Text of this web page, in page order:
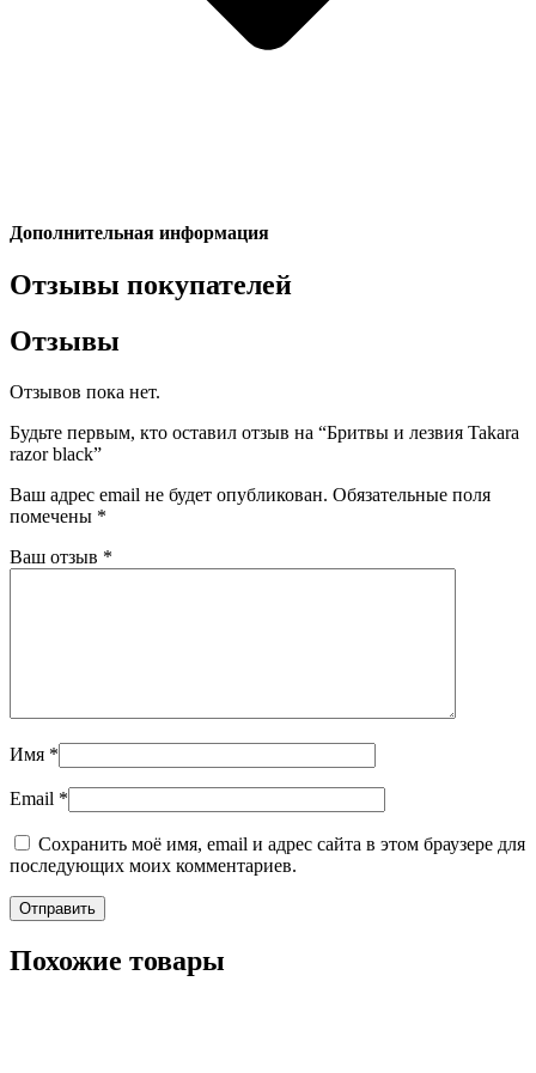
Дополнительная информация
Отзывы покупателей
Отзывы
Отзывов пока нет.
Будьте первым, кто оставил отзыв на “Бритвы и лезвия Takara
razor black”
Ваш адрес email не будет опубликован. Обязательные поля
помечены *
Ваш отзыв *
Имя *
Email *
Сохранить моё имя, email и адрес сайта в этом браузере для
последующих моих комментариев.
Похожие товары